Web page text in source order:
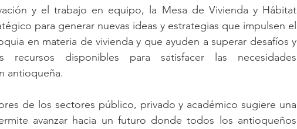
y el trabajo en equipo, la Mesa de Vivienda y Hábitat
en materia de vivienda y que ayuden a superar desafíos y
recursos disponibles para satisfacer las necesidades
antioqueña.
de los sectores público, privado y académico sugiere una
avanzar hacia un futuro donde todos los antioqueños